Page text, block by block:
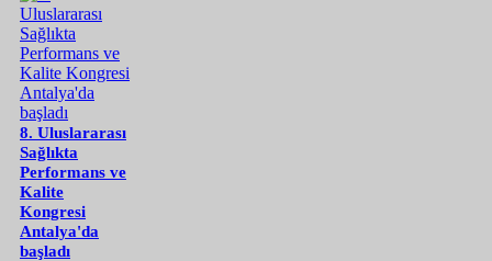
8. Uluslararası
Sağlıkta
Performans ve
Kalite
Kongresi
Antalya'da
başladı